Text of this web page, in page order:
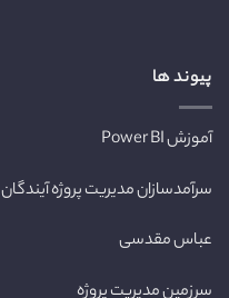
پیوند ها
آموزش Power BI
سرآمدسازان مدیریت پروژه آیندگان
عباس مقدسی